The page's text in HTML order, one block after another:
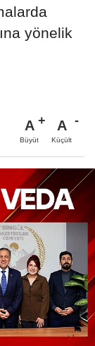
yönelik
A
Büyüt
A
Küçült